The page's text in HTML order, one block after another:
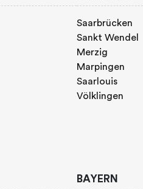
Saarbrücken
Sankt Wendel
Merzig
Marpingen
Saarlouis
Völklingen
BAYERN